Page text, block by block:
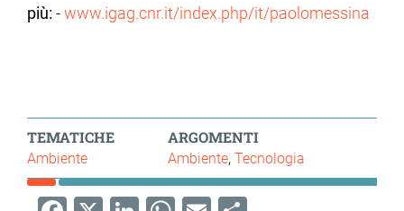
più: -www.igag.cnr.it/index.php/it/paolomessina
TEMATICHE
Ambiente
ARGOMENTI
Ambiente Tecnologia